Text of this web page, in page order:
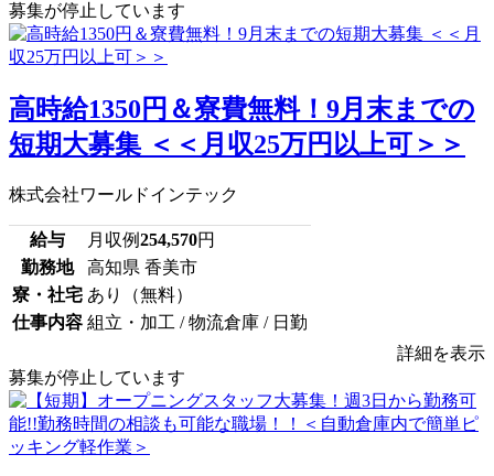
募集が停止しています
高時給1350円＆寮費無料！9月末までの
短期大募集 ＜＜月収25万円以上可＞＞
株式会社ワールドインテック
給与 月収例254,570円
勤務地
高知県 香美市
寮・社宅 あり（無料）
仕事内容 組立・加工 / 物流倉庫 / 日勤
詳細を表示
募集が停止しています